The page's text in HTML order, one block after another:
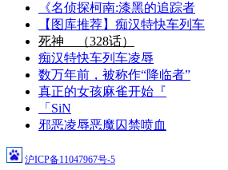
《名侦探柯南:漆黑的追踪者
【图库推荐】痴汉特快车列车
死神 （328话）
痴汉特快车列车凌辱
数万年前，被称作“降临者”
真正的女孩麻雀开始『
「SiN
邪恶凌辱恶魔囚禁喷血
沪ICP备11047967号-5